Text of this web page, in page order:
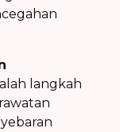
langkah